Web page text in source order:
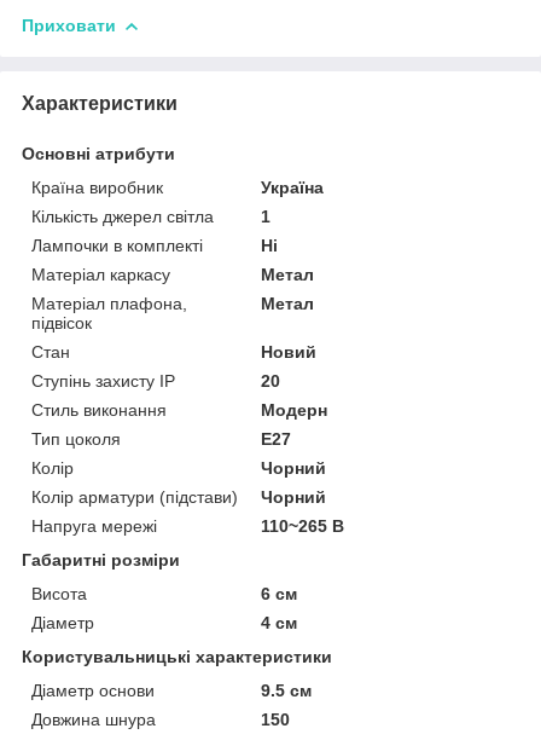
Приховати
Характеристики
Основні атрибути
Країна виробник
Україна
Кількість джерел світла
1
Лампочки в комплекті
Ні
Матеріал каркасу
Метал
Матеріал плафона,
підвісок
Метал
Стан
Новий
Ступінь захисту IP
20
Стиль виконання
Модерн
Тип цоколя
E27
Колір
Чорний
Колір арматури (підстави)
Чорний
Напруга мережі
110~265 В
Габаритні розміри
Висота
6 см
Діаметр
4 см
Користувальницькі характеристики
Діаметр основи
9.5 см
Довжина шнура
150